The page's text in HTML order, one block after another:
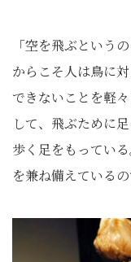
「空を飛ぶという
からこそ人は鳥に
できないことを軽
して、飛ぶために
歩く足をもってい
を兼ね備えているの